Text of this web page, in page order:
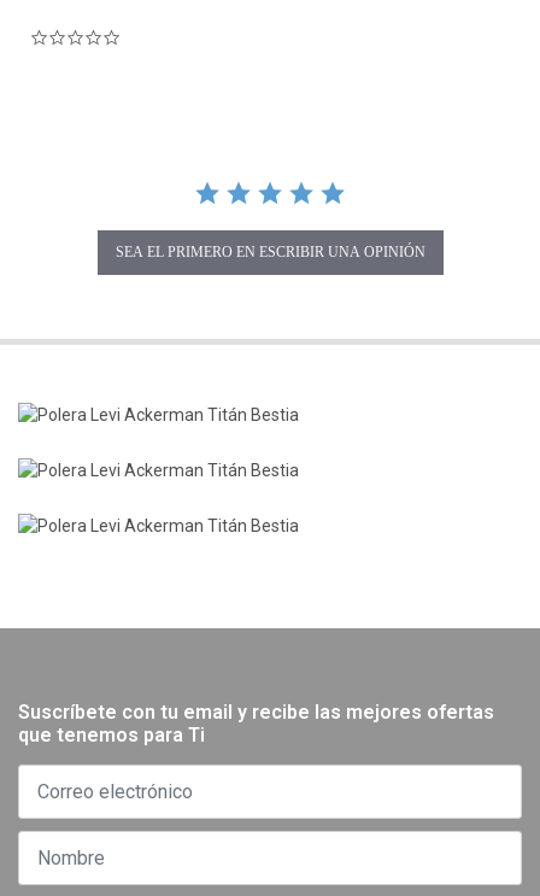
SEA EL PRIMERO EN ESCRIBIR UNA OPINIÓN
Suscríbete con tu email y recibe las mejores ofertas
que tenemos para Ti